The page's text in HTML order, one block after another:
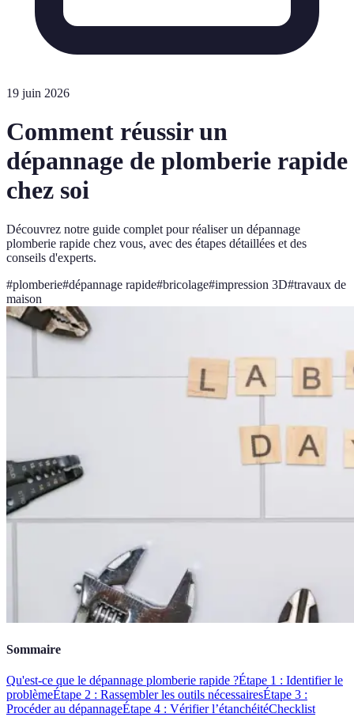
19 juin 2026
Comment réussir un
dépannage de plomberie rapide
chez soi
Découvrez notre guide complet pour réaliser un dépannage
plomberie rapide chez vous, avec des étapes détaillées et des
conseils d'experts.
#plomberie#dépannage rapide#bricolage#impression 3D#travaux de
maison
Sommaire
Qu'est-ce que le dépannage plomberie rapide ?Étape 1 : Identifier le
problèmeÉtape 2 : Rassembler les outils nécessairesÉtape 3 :
Procéder au dépannageÉtape 4 : Vérifier l’étanchéitéChecklist